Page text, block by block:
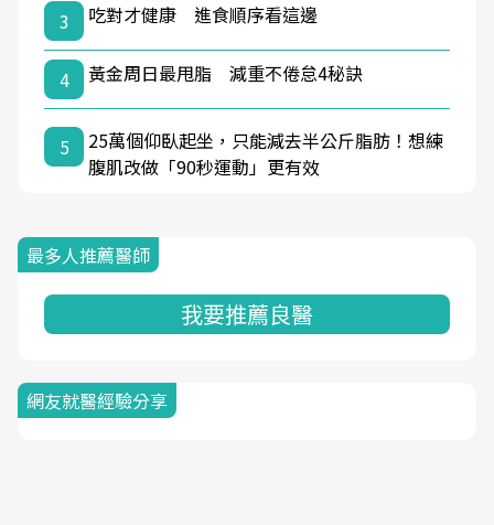
3 吃對才健康 進食順序看這邊
4 黃金周日最甩脂 減重不倦怠4秘訣
5
25萬個仰臥起坐，只能減去半公斤脂肪！想練
腹肌改做「90秒運動」更有效
最多人推薦醫師
我要推薦良醫
網友就醫經驗分享